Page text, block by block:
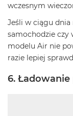
e
ł
u
g
p
a
m
i
wczesnym
Jeśli w ciągu dnia
samochodzie czy
modelu Air nie
razie lepiej
6.